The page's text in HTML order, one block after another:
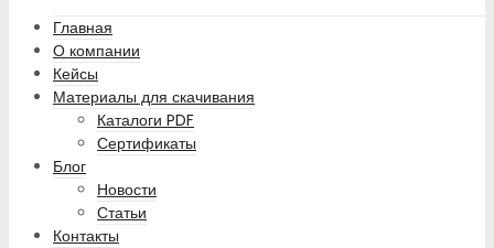
Главная
О компании
Кейсы
Материалы для скачивания
Каталоги PDF
Сертификаты
Блог
Новости
Статьи
Контакты